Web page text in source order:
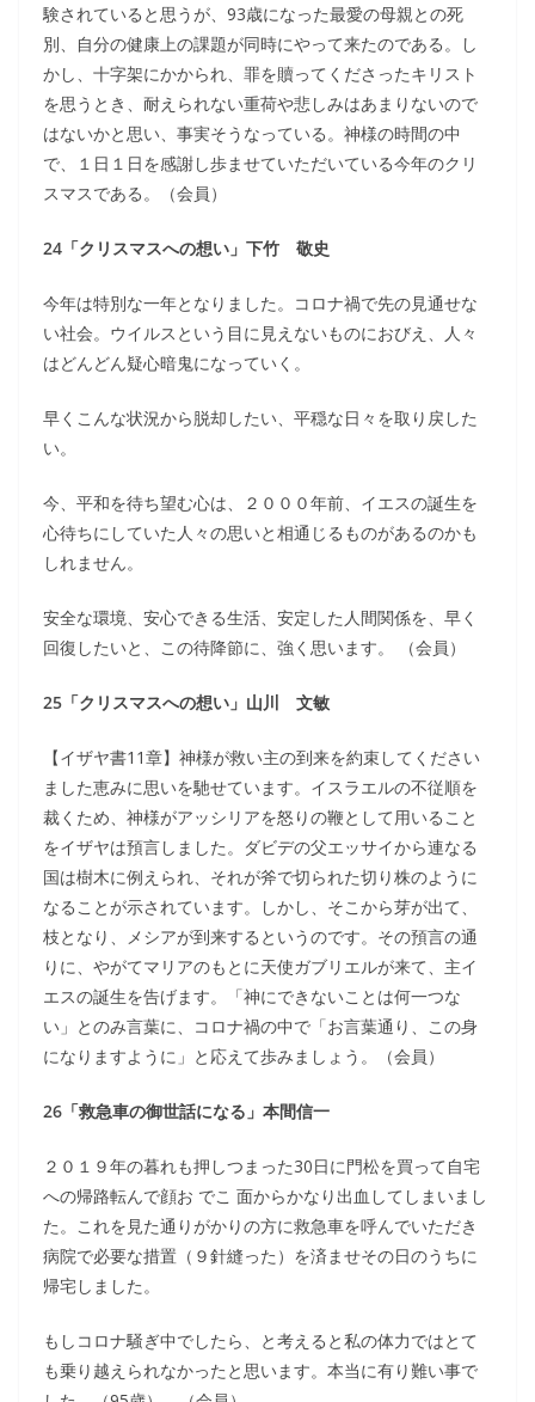
験されていると思うが、93歳になった最愛の母親との死
別、自分の健康上の課題が同時にやって来たのである。し
かし、十字架にかかられ、罪を贖ってくださったキリスト
を思うとき、耐えられない重荷や悲しみはあまりないので
はないかと思い、事実そうなっている。神様の時間の中
で、１日１日を感謝し歩ませていただいている今年のクリ
スマスである。（会員）
24「クリスマスへの想い」下竹 敬史
今年は特別な一年となりました。コロナ禍で先の見通せな
い社会。ウイルスという目に見えないものにおびえ、人々
はどんどん疑心暗鬼になっていく。
早くこんな状況から脱却したい、平穏な日々を取り戻した
い。
今、平和を待ち望む心は、２０００年前、イエスの誕生を
心待ちにしていた人々の思いと相通じるものがあるのかも
しれません。
安全な環境、安心できる生活、安定した人間関係を、早く
回復したいと、この待降節に、強く思います。 （会員）
25「クリスマスへの想い」山川 文敏
【イザヤ書11章】神様が救い主の到来を約束してください
ました恵みに思いを馳せています。イスラエルの不従順を
裁くため、神様がアッシリアを怒りの鞭として用いること
をイザヤは預言しました。ダビデの父エッサイから連なる
国は樹木に例えられ、それが斧で切られた切り株のように
なることが示されています。しかし、そこから芽が出て、
枝となり、メシアが到来するというのです。その預言の通
りに、やがてマリアのもとに天使ガブリエルが来て、主イ
エスの誕生を告げます。「神にできないことは何一つな
い」とのみ言葉に、コロナ禍の中で「お言葉通り、この身
になりますように」と応えて歩みましょう。（会員）
26「救急車の御世話になる」本間信一
２０１９年の暮れも押しつまった30日に門松を買って自宅
への帰路転んで顔お でこ 面からかなり出血してしまいまし
た。これを見た通りがかりの方に救急車を呼んでいただき
病院で必要な措置（９針縫った）を済ませその日のうちに
帰宅しました。
もしコロナ騒ぎ中でしたら、と考えると私の体力ではとて
も乗り越えられなかったと思います。本当に有り難い事で